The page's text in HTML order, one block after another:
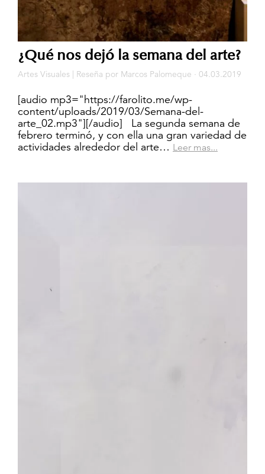
¿Qué nos dejó la semana del arte?
Artes Visuales | Reseña por Marcos Palomeque · 04.03.2019
[audio mp3="https://farolito.me/wp-
content/uploads/2019/03/Semana-del-
arte_02.mp3"][/audio] La segunda semana de
febrero terminó, y con ella una gran variedad de
actividades alrededor del arte… Leer mas...